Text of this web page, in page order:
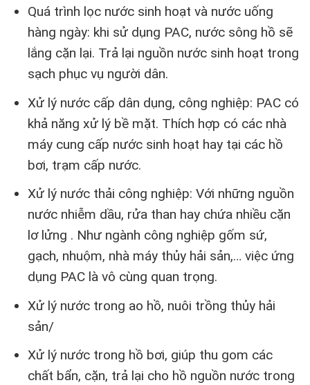
Quá trình lọc nước sinh hoạt và nước uống
hàng ngày: khi sử dụng PAC, nước sông hồ sẽ
lắng cặn lại. Trả lại nguồn nước sinh hoạt trong
sạch phục vụ người dân.
Xử lý nước cấp dân dụng, công nghiệp: PAC có
khả năng xử lý bề mặt. Thích hợp có các nhà
máy cung cấp nước sinh hoạt hay tại các hồ
bơi, trạm cấp nước.
Xử lý nước thải công nghiệp: Với những nguồn
nước nhiễm dầu, rửa than hay chứa nhiều cặn
lơ lửng . Như ngành công nghiệp gốm sứ,
gạch, nhuộm, nhà máy thủy hải sản,… việc ứng
dụng PAC là vô cùng quan trọng.
Xử lý nước trong ao hồ, nuôi trồng thủy hải
sản/
Xử lý nước trong hồ bơi, giúp thu gom các
chất bẩn, cặn, trả lại cho hồ nguồn nước trong